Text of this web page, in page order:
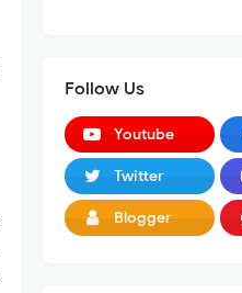
Follow Us
Youtube
Twitter
Blogger